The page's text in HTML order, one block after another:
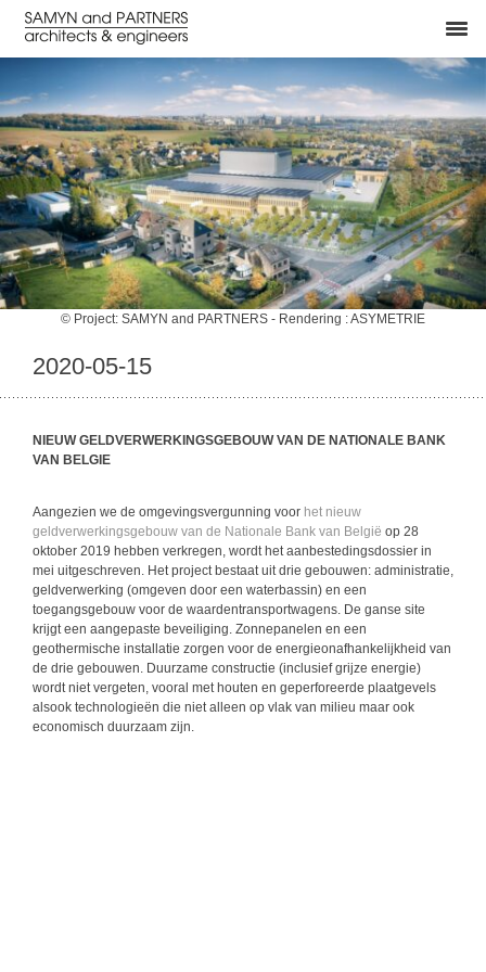
© Project: SAMYN and PARTNERS - Rendering : ASYMETRIE
2020-05-15
NIEUW GELDVERWERKINGSGEBOUW VAN DE NATIONALE BANK
VAN BELGIE
Aangezien we de omgevingsvergunning voor het nieuw
geldverwerkingsgebouw van de Nationale Bank van België op 28
oktober 2019 hebben verkregen, wordt het aanbestedingsdossier in
mei uitgeschreven. Het project bestaat uit drie gebouwen: administratie,
geldverwerking (omgeven door een waterbassin) en een
toegangsgebouw voor de waardentransportwagens. De ganse site
krijgt een aangepaste beveiliging. Zonnepanelen en een
geothermische installatie zorgen voor de energieonafhankelijkheid van
de drie gebouwen. Duurzame constructie (inclusief grijze energie)
wordt niet vergeten, vooral met houten en geperforeerde plaatgevels
alsook technologieën die niet alleen op vlak van milieu maar ook
economisch duurzaam zijn.